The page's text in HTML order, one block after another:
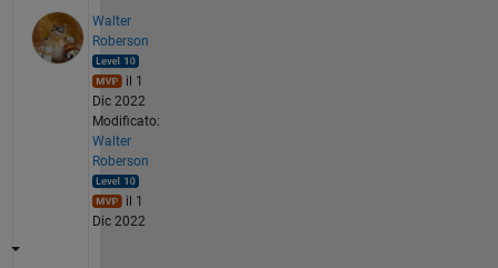
Walter
Roberson
il 1
Dic 2022
Modificato:
Walter
Roberson
il 1
Dic 2022